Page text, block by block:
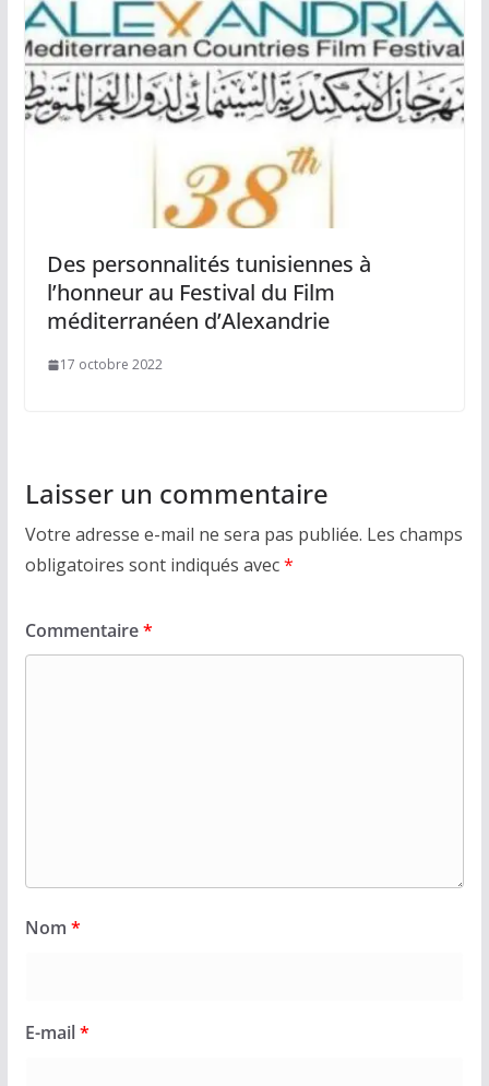
Des personnalités tunisiennes à
l’honneur au Festival du Film
méditerranéen d’Alexandrie
17 octobre 2022
Laisser un commentaire
Votre adresse e-mail ne sera pas publiée. Les champs
obligatoires sont indiqués avec*
Commentaire*
Nom *
E-mail*